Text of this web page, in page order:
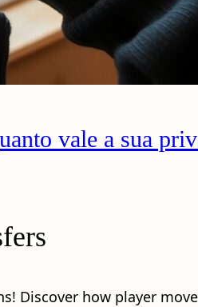
vale a sua
Discover how player